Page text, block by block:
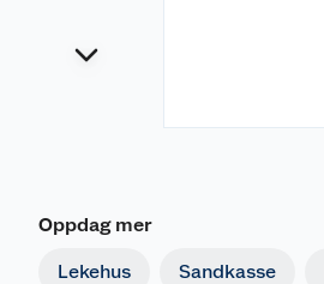
Oppdag mer
Lekehus Sandkasse